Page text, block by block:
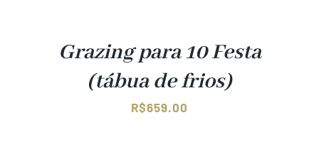
Grazing para 10 Festa
(tábua de frios)
R$659.00